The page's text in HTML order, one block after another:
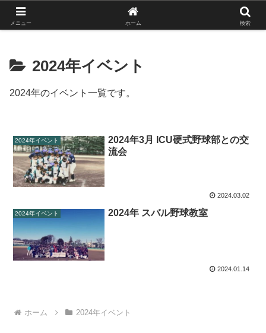
がんばれ！フルスイング！境南ブレーブス！
2024年イベント
2024年のイベント一覧です。
2024年イベント
2024年3月 ICU硬式野球部との交
流会
2024.03.02
2024年イベント 2024年 スバル野球教室
2024.01.14
ホーム 2024年イベント
メニュー ホーム 検索